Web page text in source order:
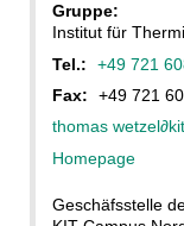
Gruppe:
Institut für
Tel.:
+49 721
Fax:
+49 721
thomas wetzel∂
Homepage
Geschäfsstelle